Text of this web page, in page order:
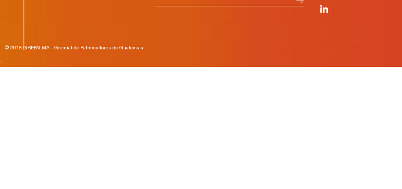
© 2018 GREPALMA - Gremial de Palmicultores de Guatemala.